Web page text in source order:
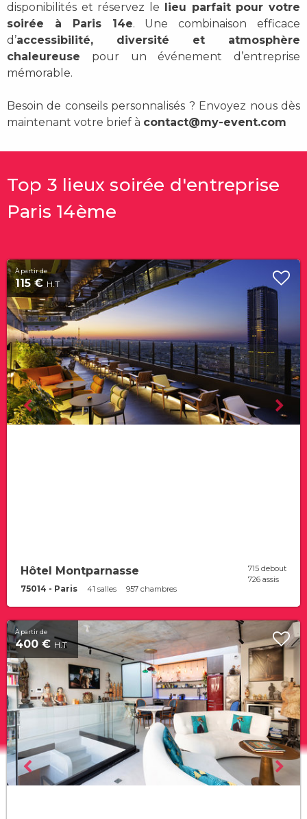
disponibilités et réservez le lieu parfait pour votre
soirée à Paris 14e. Une combinaison efficace
d’accessibilité, diversité et atmosphère
chaleureuse pour un événement d’entreprise
mémorable.
Besoin de conseils personnalisés ? Envoyez nous dès
maintenant votre brief à contact@my-event.com
Top 3 lieux soirée d'entreprise
Paris 14ème
À partir de
115 € H.T
Hôtel Montparnasse
75014 - Paris 41 salles 957 chambres
715 debout
726 assis
À partir de
400 € H.T